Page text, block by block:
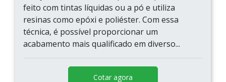
feito com tintas líquidas ou a pó e utiliza
resinas como epóxi e poliéster. Com essa
técnica, é possível proporcionar um
acabamento mais qualificado em diverso...
Cotar agora